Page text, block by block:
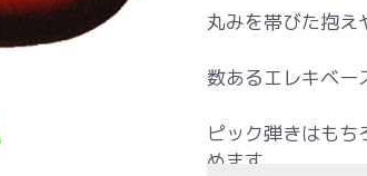
丸みを帯びた抱え
数あるエレキベー
ピック弾きはも
めます。